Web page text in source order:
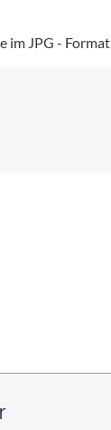
im JPG - Format.